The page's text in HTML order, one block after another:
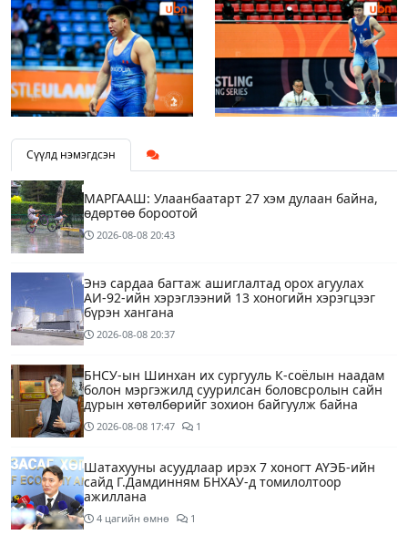
Сүүлд нэмэгдсэн
МАРГААШ: Улаанбаатарт 27 хэм дулаан байна,
өдөртөө бороотой
2026-08-08 20:43
Энэ сардаа багтаж ашиглалтад орох агуулах
АИ-92-ийн хэрэглээний 13 хоногийн хэрэгцээг
бүрэн хангана
2026-08-08 20:37
БНСУ-ын Шинхан их сургууль К-соёлын наадам
болон мэргэжилд суурилсан боловсролын сайн
дурын хөтөлбөрийг зохион байгуулж байна
2026-08-08 17:47 1
Шатахууны асуудлаар ирэх 7 хоногт АҮЭБ-ийн
сайд Г.Дамдинням БНХАУ-д томилолтоор
ажиллана
4 цагийн өмнө 1